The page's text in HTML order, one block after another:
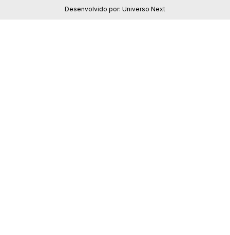
Desenvolvido por: Universo Next